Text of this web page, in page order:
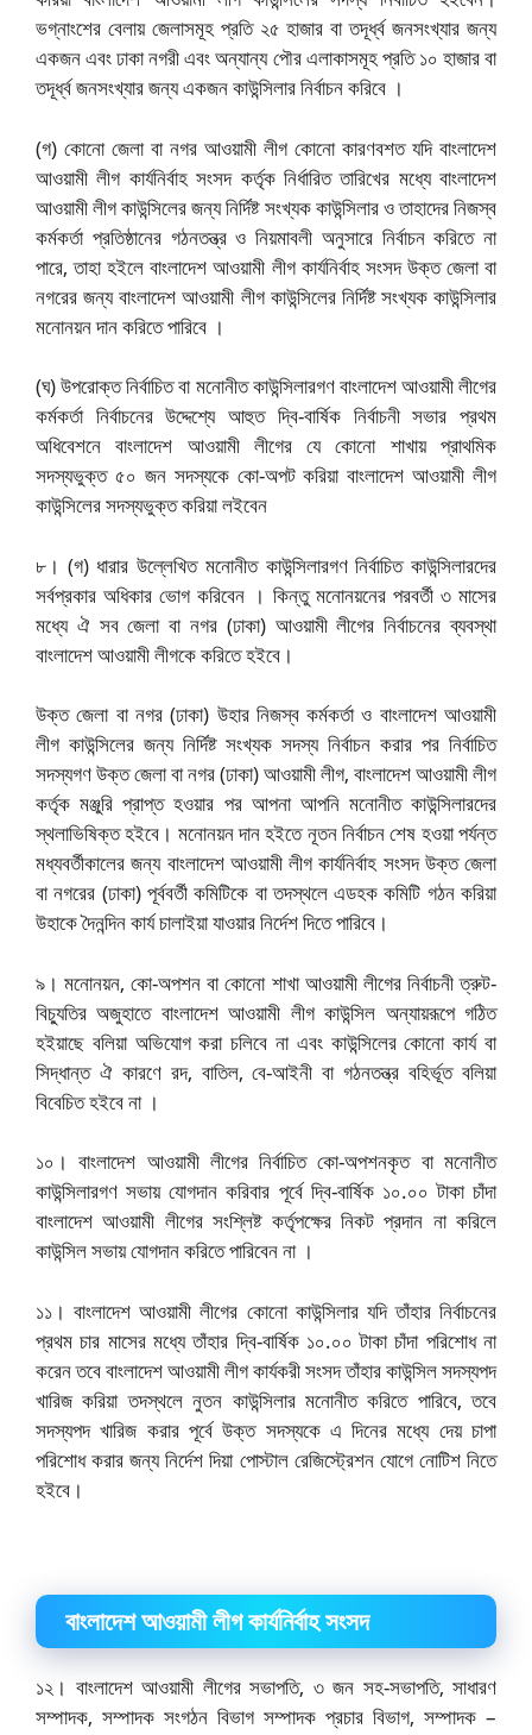
ভগ্নাংশের বেলায় জেলাসমূহ প্রতি ২৫ হাজার বা তদূর্ধ্ব জনসংখ্যার জন্য
একজন এবং ঢাকা নগরী এবং অন্যান্য পৌর এলাকাসমূহ প্রতি ১০ হাজার বা
তদূর্ধ্ব জনসংখ্যার জন্য একজন কাউন্সিলার নির্বাচন করিবে ।
(গ) কোনো জেলা বা নগর আওয়ামী লীগ কোনো কারণবশত যদি বাংলাদেশ
আওয়ামী লীগ কার্যনির্বাহ সংসদ কর্তৃক নির্ধারিত তারিখের মধ্যে বাংলাদেশ
আওয়ামী লীগ কাউন্সিলের জন্য নির্দিষ্ট সংখ্যক কাউন্সিলার ও তাহাদের নিজস্ব
কর্মকর্তা প্রতিষ্ঠানের গঠনতন্ত্র ও নিয়মাবলী অনুসারে নির্বাচন করিতে না
পারে, তাহা হইলে বাংলাদেশ আওয়ামী লীগ কার্যনির্বাহ সংসদ উক্ত জেলা বা
নগরের জন্য বাংলাদেশ আওয়ামী লীগ কাউন্সিলের নির্দিষ্ট সংখ্যক কাউন্সিলার
মনোনয়ন দান করিতে পারিবে ।
(ঘ) উপরোক্ত নির্বাচিত বা মনোনীত কাউন্সিলারগণ বাংলাদেশ আওয়ামী লীগের
কর্মকর্তা নির্বাচনের উদ্দেশ্যে আহুত দ্বি-বার্ষিক নির্বাচনী সভার প্রথম
অধিবেশনে বাংলাদেশ আওয়ামী লীগের যে কোনো শাখায় প্রাথমিক
সদস্যভুক্ত ৫০ জন সদস্যকে কো-অপট করিয়া বাংলাদেশ আওয়ামী লীগ
কাউন্সিলের সদস্যভুক্ত করিয়া লইবেন
৮। (গ) ধারার উল্লেখিত মনোনীত কাউন্সিলারগণ নির্বাচিত কাউন্সিলারদের
সর্বপ্রকার অধিকার ভোগ করিবেন । কিন্তু মনোনয়নের পরবর্তী ৩ মাসের
মধ্যে ঐ সব জেলা বা নগর (ঢাকা) আওয়ামী লীগের নির্বাচনের ব্যবস্থা
বাংলাদেশ আওয়ামী লীগকে করিতে হইবে।
উক্ত জেলা বা নগর (ঢাকা) উহার নিজস্ব কর্মকর্তা ও বাংলাদেশ আওয়ামী
লীগ কাউন্সিলের জন্য নির্দিষ্ট সংখ্যক সদস্য নির্বাচন করার পর নির্বাচিত
সদস্যগণ উক্ত জেলা বা নগর (ঢাকা) আওয়ামী লীগ, বাংলাদেশ আওয়ামী লীগ
কর্তৃক মঞ্জুরি প্রাপ্ত হওয়ার পর আপনা আপনি মনোনীত কাউন্সিলারদের
স্থলাভিষিক্ত হইবে। মনোনয়ন দান হইতে নূতন নির্বাচন শেষ হওয়া পর্যন্ত
মধ্যবর্তীকালের জন্য বাংলাদেশ আওয়ামী লীগ কার্যনির্বাহ সংসদ উক্ত জেলা
বা নগরের (ঢাকা) পূর্ববর্তী কমিটিকে বা তদস্থলে এডহক কমিটি গঠন করিয়া
উহাকে দৈনন্দিন কার্য চালাইয়া যাওয়ার নির্দেশ দিতে পারিবে।
৯। মনোনয়ন, কো-অপশন বা কোনো শাখা আওয়ামী লীগের নির্বাচনী ত্রুট-
বিচ্যুতির অজুহাতে বাংলাদেশ আওয়ামী লীগ কাউন্সিল অন্যায়রূপে গঠিত
হইয়াছে বলিয়া অভিযোগ করা চলিবে না এবং কাউন্সিলের কোনো কার্য বা
সিদ্ধান্ত ঐ কারণে রদ, বাতিল, বে-আইনী বা গঠনতন্ত্র বহির্ভূত বলিয়া
বিবেচিত হইবে না ।
১০। বাংলাদেশ আওয়ামী লীগের নির্বাচিত কো-অপশনকৃত বা মনোনীত
কাউন্সিলারগণ সভায় যোগদান করিবার পূর্বে দ্বি-বার্ষিক ১০.০০ টাকা চাঁদা
বাংলাদেশ আওয়ামী লীগের সংশ্লিষ্ট কর্তৃপক্ষের নিকট প্রদান না করিলে
কাউন্সিল সভায় যোগদান করিতে পারিবেন না ।
১১। বাংলাদেশ আওয়ামী লীগের কোনো কাউন্সিলার যদি তাঁহার নির্বাচনের
প্রথম চার মাসের মধ্যে তাঁহার দ্বি-বার্ষিক ১০.০০ টাকা চাঁদা পরিশোধ না
করেন তবে বাংলাদেশ আওয়ামী লীগ কার্যকরী সংসদ তাঁহার কাউন্সিল সদস্যপদ
খারিজ করিয়া তদস্থলে নুতন কাউন্সিলার মনোনীত করিতে পারিবে, তবে
সদস্যপদ খারিজ করার পূর্বে উক্ত সদস্যকে এ দিনের মধ্যে দেয় চাপা
পরিশোধ করার জন্য নির্দেশ দিয়া পোস্টাল রেজিস্ট্রেশন যোগে নোটিশ নিতে
হইবে।
বাংলাদেশ আওয়ামী লীগ কার্যনির্বাহ সংসদ
১২। বাংলাদেশ আওয়ামী লীগের সভাপতি, ৩ জন সহ-সভাপতি, সাধারণ
সম্পাদক, সম্পাদক সংগঠন বিভাগ সম্পাদক প্রচার বিভাগ, সম্পাদক –